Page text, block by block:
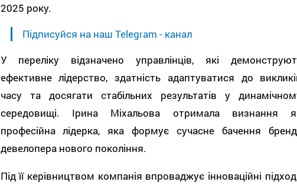
2025 року.
Підписуйся на наш Telegram - канал
У переліку відзначено управлінців, які
ефективне лідерство, здатність адаптуватися до
часу та досягати стабільних результатів у
середовищі. Ірина Міхальова отримала визнання
професійна лідерка, яка формує сучасне бачення
девелопера нового покоління.
Під її керівництвом компанія впроваджує інноваційні